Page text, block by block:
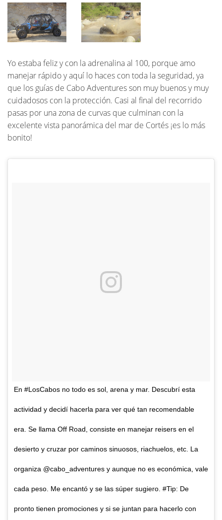
Yo estaba feliz y con la adrenalina al 100, porque amo
manejar rápido y aquí lo haces con toda la seguridad, ya
que los guías de Cabo Adventures son muy buenos y muy
cuidadosos con la protección. Casi al final del recorrido
pasas por una zona de curvas que culminan con la
excelente vista panorámica del mar de Cortés ¡es lo más
bonito!
En #LosCabos no todo es sol, arena y mar. Descubrí esta
actividad y decidí hacerla para ver qué tan recomendable
era. Se llama Off Road, consiste en manejar reisers en el
desierto y cruzar por caminos sinuosos, riachuelos, etc. La
organiza @cabo_adventures y aunque no es económica, vale
cada peso. Me encantó y se las súper sugiero. #Tip: De
pronto tienen promociones y si se juntan para hacerlo con